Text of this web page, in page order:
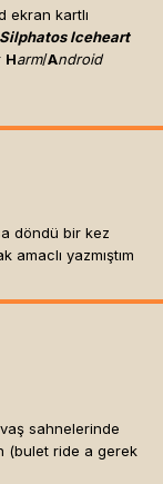
ekran kartlı
Silphatos Iceheart
Harm/Android
döndü bir kez
yazmıştım
sahnelerinde
(bulet ride a gerek